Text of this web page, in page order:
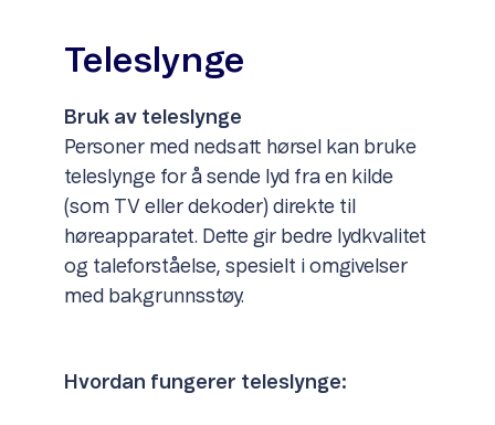
Teleslynge
Bruk av teleslynge
Personer med nedsatt hørsel kan bruke
teleslynge for å sende lyd fra en kilde
(som TV eller dekoder) direkte til
høreapparatet. Dette gir bedre lydkvalitet
og taleforståelse, spesielt i omgivelser
med bakgrunnsstøy.
Hvordan fungerer teleslynge: